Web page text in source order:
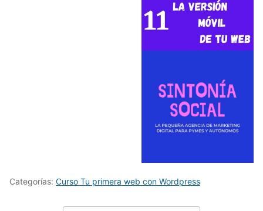
Categorías: Curso Tu primera web con Wordpress